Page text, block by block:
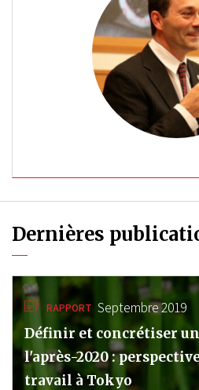
Dernières
RAPPORT Septembre 2019
Définir et concrétiser
l'après-2020 :
travail à Tokyo